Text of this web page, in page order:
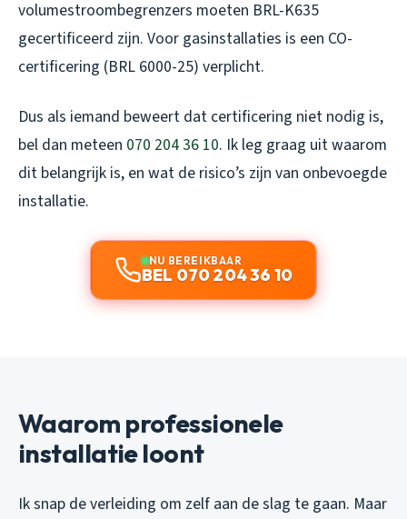
volumestroombegrenzers moeten BRL-K635
gecertificeerd zijn. Voor gasinstallaties is een CO-
certificering (BRL 6000-25) verplicht.
Dus als iemand beweert dat certificering niet nodig is,
bel dan meteen 070 204 36 10. Ik leg graag uit waarom
dit belangrijk is, en wat de risico’s zijn van onbevoegde
installatie.
NU BEREIKBAAR
BEL 070 204 36 10
Waarom professionele
installatie loont
Ik snap de verleiding om zelf aan de slag te gaan. Maar